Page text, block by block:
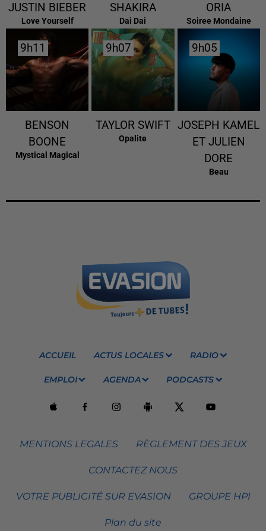
JUSTIN BIEBER
Love Yourself
SHAKIRA
Dai Dai
ORIA
Soiree Mondaine
9h11
9h11
BENSON
BOONE
Mystical Magical
9h07
9h07
TAYLOR SWIFT
Opalite
9h05
9h05
JOSEPH KAMEL
ET JULIEN
DORE
Beau
ACCUEIL ACTUS LOCALES RADIO
EMPLOI AGENDA PODCASTS
MENTIONS LEGALES RÈGLEMENT DES JEUX
CONTACTEZ NOUS
VOTRE PUBLICITÉ SUR EVASION GROUPE HPI
Plan du site